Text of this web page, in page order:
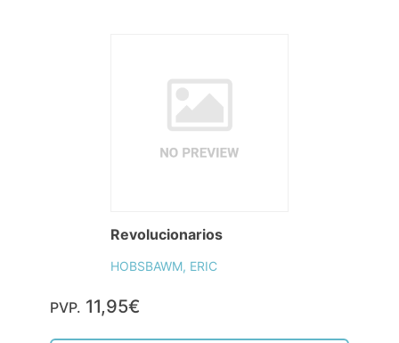
Revolucionarios
HOBSBAWM, ERIC
PVP. 11,95€